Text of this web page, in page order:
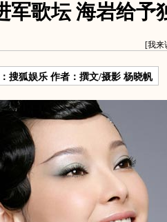
军歌坛 海岩给予
[我来
搜狐娱乐 作者：撰文/摄影 杨晓帆